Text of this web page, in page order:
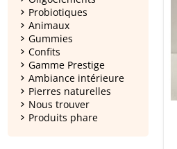
Probiotiques
Animaux
Gummies
Confits
Gamme Prestige
Ambiance intérieure
Pierres naturelles
Nous trouver
Produits phare